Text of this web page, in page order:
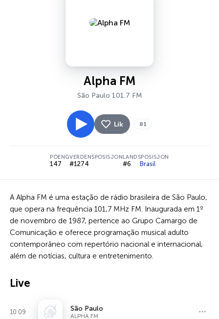
Alpha FM
São Paulo 101.7 FM
Lik 81
POENG
147
VERDENSPOSISJON
#1274
LANDSPOSISJON
#6 Brasil
A Alpha FM é uma estação de rádio brasileira de São Paulo,
que opera na frequência 101,7 MHz FM. Inaugurada em 1º
de novembro de 1987, pertence ao Grupo Camargo de
Comunicação e oferece programação musical adulto
contemporâneo com repertório nacional e internacional,
além de notícias, cultura e entretenimento.
Live
10:09 São Paulo
ALPHA FM